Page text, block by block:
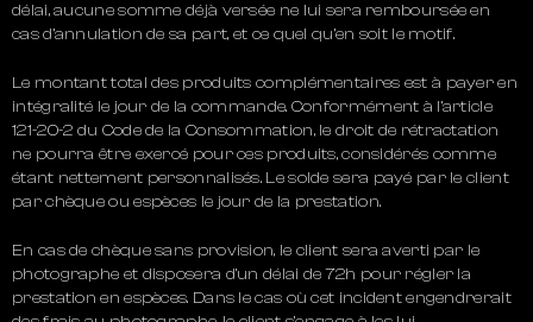
délai, aucune somme déjà versée ne lui sera remboursée en
cas d’annulation de sa part, et ce quel qu’en soit le motif.
Le montant total des produits complémentaires est à payer en
intégralité le jour de la commande. Conformément à l’article
121-20-2 du Code de la Consommation, le droit de rétractation
ne pourra être exercé pour ces produits, considérés comme
étant nettement personnalisés. Le solde sera payé par le client
par chèque ou espèces le jour de la prestation.
En cas de chèque sans provision, le client sera averti par le
photographe et disposera d’un délai de 72h pour régler la
prestation en espèces. Dans le cas où cet incident engendrerait